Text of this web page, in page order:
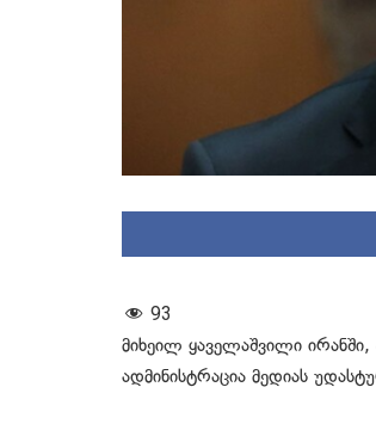
93
მიხეილ ყაველაშვილი
ადმინისტრაცია მედიას